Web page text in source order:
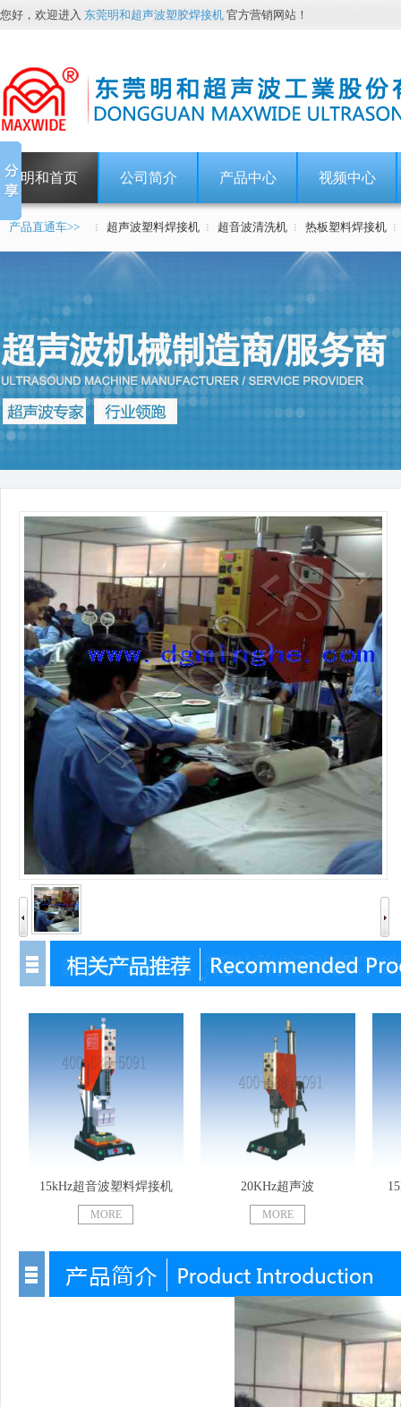
您好，欢迎进入 东莞明和超声波塑胶焊接机 官方营销网站！
明和首页 公司简介 产品中心 视频中心
产品直通车>> 超声波塑料焊接机 超音波清洗机 热板塑料焊接机
15kHz超音波塑料焊接机
MORE
20KHz超声波
MORE